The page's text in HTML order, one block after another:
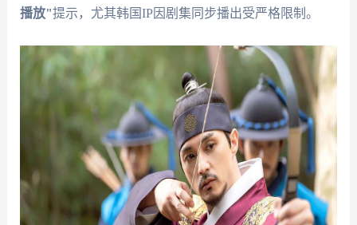
播放"提示，尤其韩国IP因剧集同步播出受严格限制。